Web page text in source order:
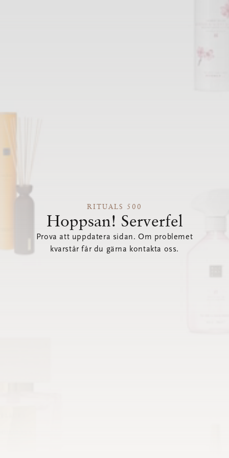
RITUALS 500
Hoppsan! Serverfel
Prova att uppdatera sidan. Om problemet
kvarstår får du gärna kontakta oss.